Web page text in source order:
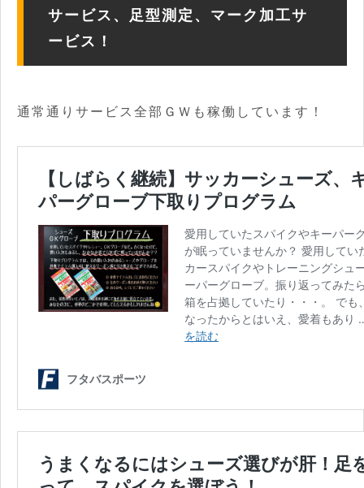
サービス、足型測定、マーク加工サ
ービス！
通常通りサービス全部ＧＷも稼働しています！